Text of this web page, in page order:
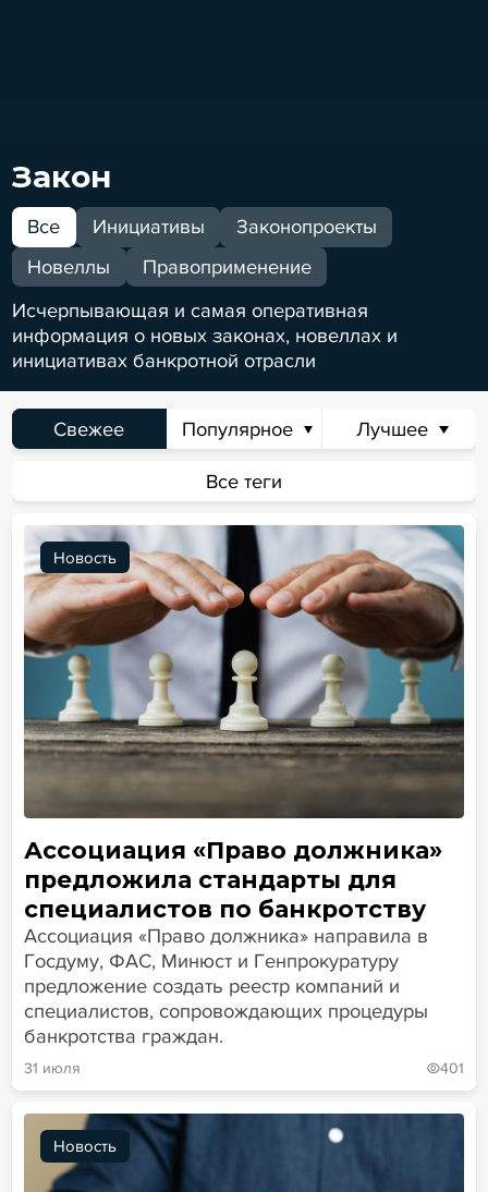
Закон
Все Инициативы
Законопроекты
Новеллы
Правоприменение
Исчерпывающая и самая оперативная
информация о новых законах, новеллах и
инициативах банкротной отрасли
Свежее Популярное Лучшее
Все теги
Сегодня Неделя Месяц Всё время
Новость
Ассоциация «Право должника»
предложила стандарты для
специалистов по банкротству
Ассоциация «Право должника» направила в
Госдуму, ФАС, Минюст и Генпрокуратуру
предложение создать реестр компаний и
специалистов, сопровождающих процедуры
банкротства граждан.
31 июля 401
Новость